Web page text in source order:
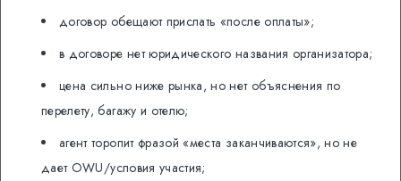
договор обещают прислать «после оплаты»;
в договоре нет юридического названия организатора;
цена сильно ниже рынка, но нет объяснения по
перелету, багажу и отелю;
агент торопит фразой «места заканчиваются», но не
дает OWU/условия участия;